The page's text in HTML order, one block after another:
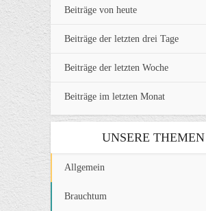
Beiträge von heute
Beiträge der letzten drei Tage
Beiträge der letzten Woche
Beiträge im letzten Monat
UNSERE THEMEN
Allgemein
Brauchtum